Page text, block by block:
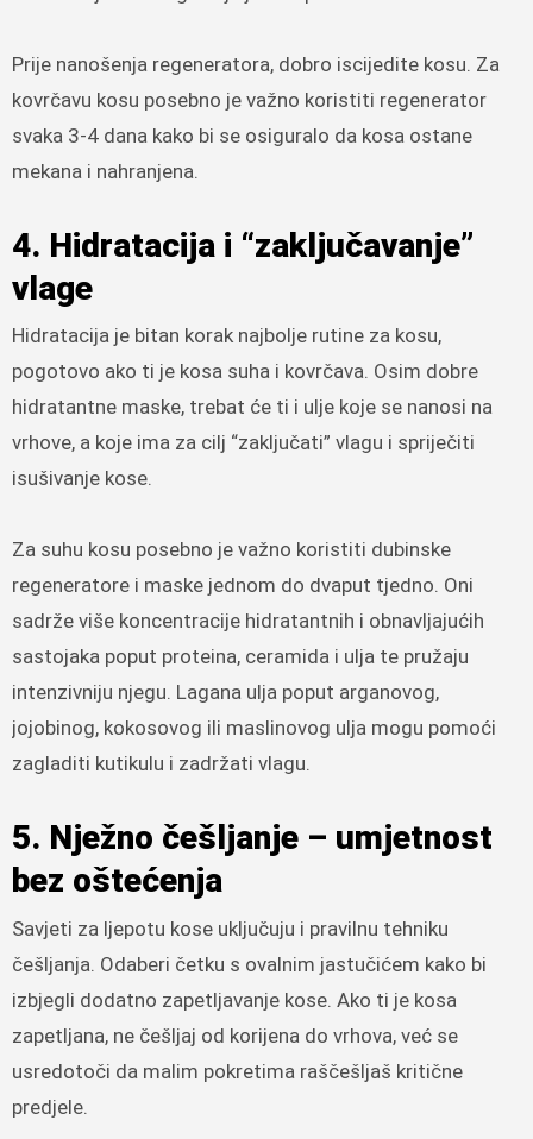
Prije nanošenja regeneratora, dobro iscijedite kosu. Za
kovrčavu kosu posebno je važno koristiti regenerator
svaka 3-4 dana kako bi se osiguralo da kosa ostane
mekana i nahranjena.
4. Hidratacija i “zaključavanje”
vlage
Hidratacija je bitan korak najbolje rutine za kosu,
pogotovo ako ti je kosa suha i kovrčava. Osim dobre
hidratantne maske, trebat će ti i ulje koje se nanosi na
vrhove, a koje ima za cilj “zaključati” vlagu i spriječiti
isušivanje kose.
Za suhu kosu posebno je važno koristiti dubinske
regeneratore i maske jednom do dvaput tjedno. Oni
sadrže više koncentracije hidratantnih i obnavljajućih
sastojaka poput proteina, ceramida i ulja te pružaju
intenzivniju njegu. Lagana ulja poput arganovog,
jojobinog, kokosovog ili maslinovog ulja mogu pomoći
zagladiti kutikulu i zadržati vlagu.
5. Nježno češljanje – umjetnost
bez oštećenja
Savjeti za ljepotu kose uključuju i pravilnu tehniku
češljanja. Odaberi četku s ovalnim jastučićem kako bi
izbjegli dodatno zapetljavanje kose. Ako ti je kosa
zapetljana, ne češljaj od korijena do vrhova, već se
usredotoči da malim pokretima raščešljaš kritične
predjele.